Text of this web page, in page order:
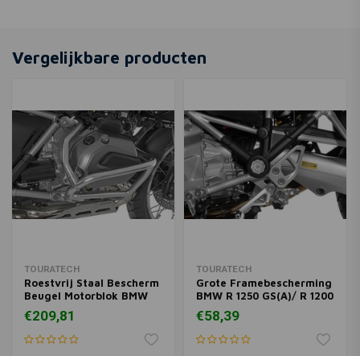
1250 GS/A & R 1200 GS
€148,82
Vergelijkbare producten
TOURATECH
Roestvrij Staal Bescherm
Beugel Motorblok BMW
R1200GS (LC) (13-16) /
R1200GS (LC) Adventure
(14-16)
€209,81
TOURATECH
Grote Framebescherming
BMW R 1250 GS(A)/ R 1200
GS ('13+) / R 1200 GSA
('14+) Links
€58,39